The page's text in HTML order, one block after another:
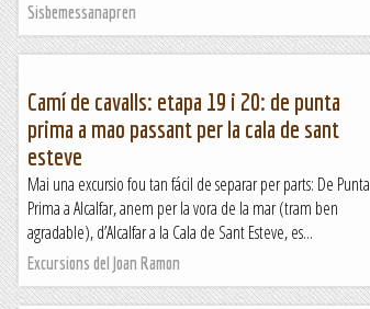
Sisbemessanapren
Camí de cavalls: etapa 19 i 20: de punta
prima a mao passant per la cala de sant
esteve
Mai una excursio fou tan fácil de separar per parts: De Punta
Prima a Alcalfar, anem per la vora de la mar (tram ben
agradable), d’Alcalfar a la Cala de Sant Esteve, es...
Excursions del Joan Ramon